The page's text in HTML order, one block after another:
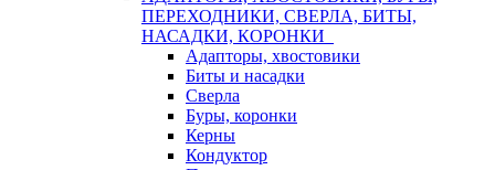
ПЕРЕХОДНИКИ, СВЕРЛА, БИТЫ,
НАСАДКИ, КОРОНКИ
Адапторы, хвостовики
Биты и насадки
Сверла
Буры, коронки
Керны
Кондуктор